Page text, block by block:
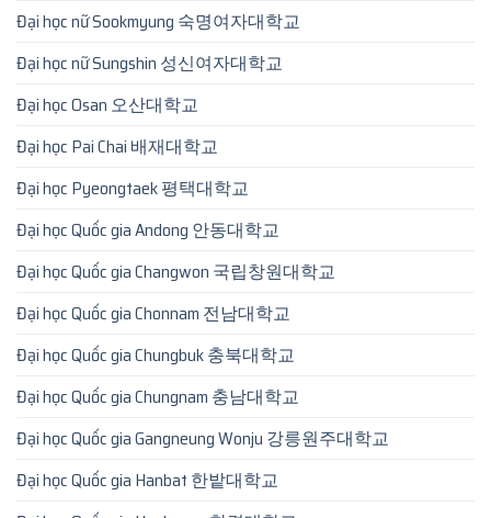
Đại học nữ Sookmyung 숙명여자대학교
Đại học nữ Sungshin 성신여자대학교
Đại học Osan 오산대학교
Đại học Pai Chai 배재대학교
Đại học Pyeongtaek 평택대학교
Đại học Quốc gia Andong 안동대학교
Đại học Quốc gia Changwon 국립창원대학교
Đại học Quốc gia Chonnam 전남대학교
Đại học Quốc gia Chungbuk 충북대학교
Đại học Quốc gia Chungnam 충남대학교
Đại học Quốc gia Gangneung Wonju 강릉원주대학교
Đại học Quốc gia Hanbat 한밭대학교